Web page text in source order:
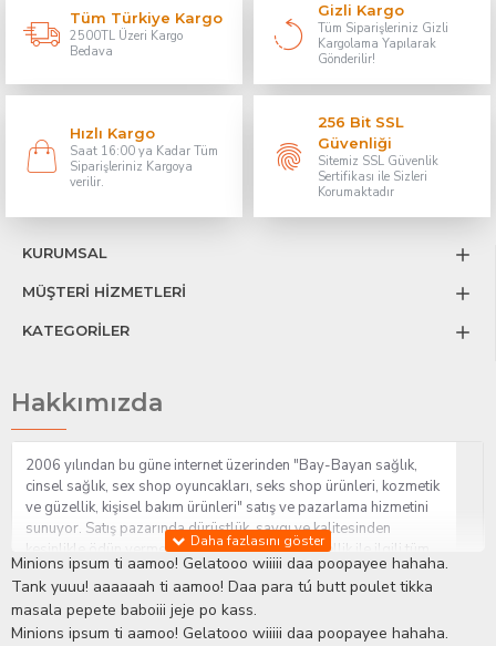
Tüm Türkiye Kargo
2500TL Üzeri Kargo
Bedava
Gizli Kargo
Tüm Siparişleriniz Gizli
Kargolama Yapılarak
Gönderilir!
Hızlı Kargo
Saat 16:00 ya Kadar Tüm
Siparişleriniz Kargoya
verilir.
256 Bit SSL
Güvenliği
Sitemiz SSL Güvenlik
Sertifikası ile Sizleri
Korumaktadır
KURUMSAL
MÜŞTERİ HİZMETLERİ
KATEGORİLER
Hakkımızda
2006 yılından bu güne internet üzerinden "Bay-Bayan sağlık,
cinsel sağlık, sex shop oyuncakları, seks shop ürünleri, kozmetik
ve güzellik, kişisel bakım ürünleri" satış ve pazarlama hizmetini
sunuyor. Satış pazarında dürüstlük, saygı ve kalitesinden
kesinlikle ödün vermeden hizmet sağlık ve güzellik ile ilgili tüm
sorularınıza anında cevap verebilen Yetkin ve uzman kadrosu ile
ihtiyaçlarınızı en uygun fiyat ve taksit seçenekleriyle karşılıyor.
İstanbul beylikdüzü Erotik Shop sitemizde insan odaklı çalışma
stratejimiz ile müşterilerimizin yaşamlarında mutlu, sağlıklı ve
Minions ipsum ti aamoo! Gelatooo wiiiii daa poopayee hahaha.
Tank yuuu! aaaaaah ti aamoo! Daa para tú butt poulet tikka
masala pepete baboiii jeje po kass.
Minions ipsum ti aamoo! Gelatooo wiiiii daa poopayee hahaha.